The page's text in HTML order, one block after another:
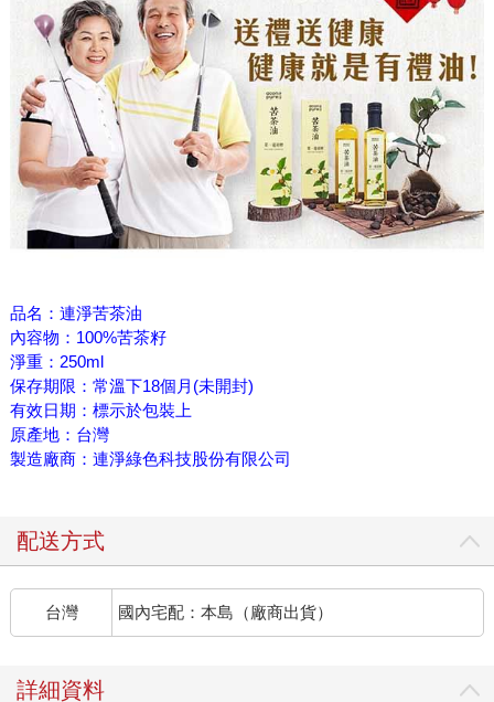
品名：連淨苦茶油
內容物：100%苦茶籽
淨重：250ml
保存期限：常溫下18個月(未開封)
有效日期：標示於包裝上
原產地：台灣
製造廠商：連淨綠色科技股份有限公司
配送方式
台灣 國內宅配：本島（廠商出貨）
詳細資料